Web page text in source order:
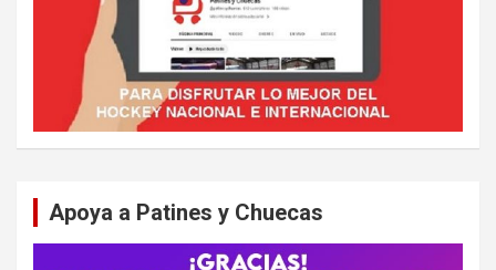
Apoya a Patines y Chuecas